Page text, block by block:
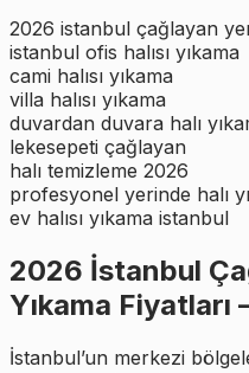
2026 istanbul çağlayan
istanbul ofis halısı yıkama
cami halısı yıkama
villa halısı yıkama
duvardan duvara halı
lekesepeti çağlayan
halı temizleme 2026
profesyonel yerinde halı
ev halısı yıkama istanbul
2026 İstanbul
Yıkama Fiyatları
İstanbul’un merkezi